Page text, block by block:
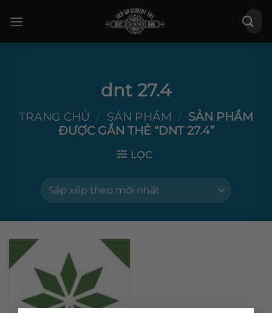
qua
Tìm
kiếm:
dnt 27.4
TRANG CHỦ / SẢN PHẨM / SẢN PHẨM
ĐƯỢC GẮN THẺ “DNT 27.4”
LỌC